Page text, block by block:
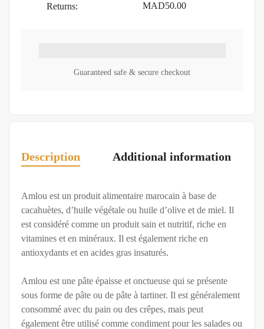
Returns:
MAD50.00
Guaranteed safe & secure checkout
Description Additional information
Amlou est un produit alimentaire marocain à base de
cacahuètes, d’huile végétale ou huile d’olive et de miel. Il
est considéré comme un produit sain et nutritif, riche en
vitamines et en minéraux. Il est également riche en
antioxydants et en acides gras insaturés.
Amlou est une pâte épaisse et onctueuse qui se présente
sous forme de pâte ou de pâte à tartiner. Il est généralement
consommé avec du pain ou des crêpes, mais peut
également être utilisé comme condiment pour les salades ou